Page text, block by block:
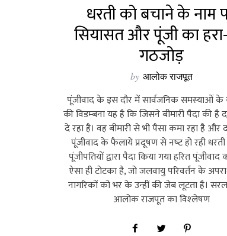
धरती को बचाने के नाम
सियासत और पूंजी का
गठजोड़
by आलोक राजपूत
पूंजीवाद के इस दौर में सार्वजनिक समस्‍याओं के
की विडम्‍बना यह है कि जिसने बीमारी पैदा की है
दे रहा है। वह बीमारी से भी पैसा कमा रहा है और
पूंजीवाद के फैलाये प्रदूषण से नष्‍ट हो रही
पूंजीपतियों द्वारा पैदा किया गया हरित पूंजीवाद
ऐसा ही टोटका है, जो जलवायु परिवर्तन के
नागरिकों को भर के उन्‍हीं की जेब लूटता है।
आलोक राजपूत का विश्‍लेषण